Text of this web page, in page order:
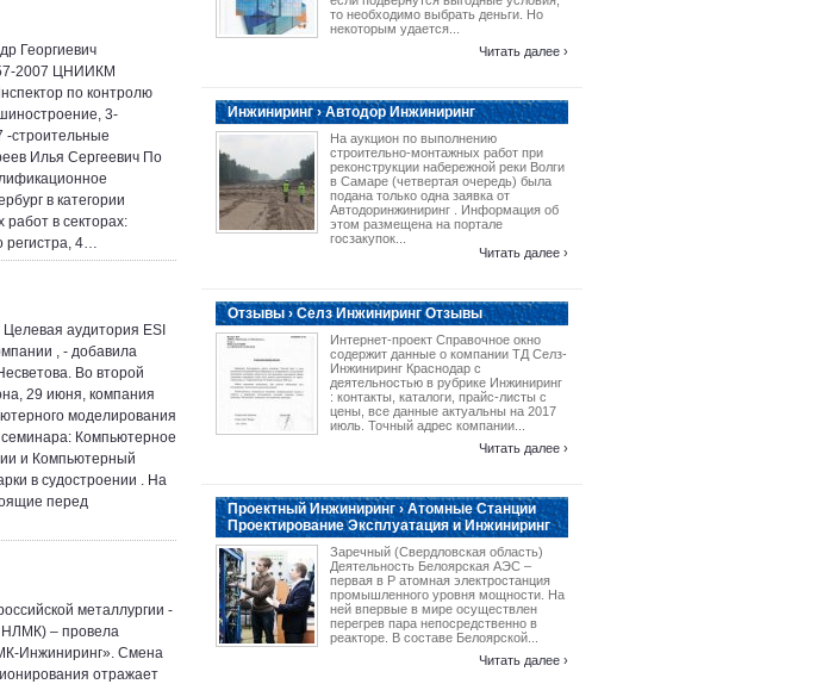
Георгиевич
2007 ЦНИИКМ
по контролю
3-
-строительные
Илья Сергеевич По
в категории
работ в секторах:
регистра, 4…
аудитория ESI
, - добавила
Во второй
29 июня, компания
моделирования
Компьютерное
и Компьютерный
в судостроении . На
перед
металлургии -
НЛМК) – провела
Инжиниринг». Смена
отражает
то необходимо выбрать деньги. Но
некоторым удается...
Читать далее ›
Инжиниринг › Автодор Инжиниринг
На аукцион по выполнению
строительно-монтажных работ при
реконструкции набережной реки Волги
в Самаре (четвертая очередь) была
подана только одна заявка от
Автодоринжиниринг . Информация об
этом размещена на портале
госзакупок...
Читать далее ›
Отзывы › Селз Инжиниринг Отзывы
Интернет-проект Справочное окно
содержит данные о компании ТД Селз-
Инжиниринг Краснодар с
деятельностью в рубрике Инжиниринг
: контакты, каталоги, прайс-листы с
цены, все данные актуальны на 2017
июль. Точный адрес компании...
Читать далее ›
Проектный Инжиниринг › Атомные Станции
Проектирование Эксплуатация и Инжиниринг
Заречный (Свердловская область)
Деятельность Белоярская АЭС –
первая в Р атомная электростанция
промышленного уровня мощности. На
ней впервые в мире осуществлен
перегрев пара непосредственно в
реакторе. В составе Белоярской...
Читать далее ›